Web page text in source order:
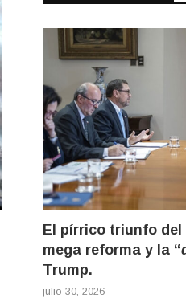
El pírrico triunfo del
mega reforma y la “
Trump.
julio 30, 2026